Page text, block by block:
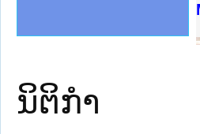
ຊາຊົນ ພາກເໜືອ
ການ
ກາງ
ກໃຕ້
ນຕຳຫຼວດປະຊາຊົນ
ສັນຕິບານປະຊາຊົນ
ກເໜືອ
ຊາຊົນ ພາກກາງ
ນິຕິກໍາ